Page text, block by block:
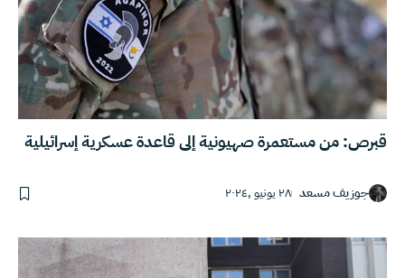
قبرص: من مستعمرة صهيونية إلى قاعدة عسكرية إسرائيلية
جوزيف مسعد ٢٨ يونيو ,٢٠٢٤